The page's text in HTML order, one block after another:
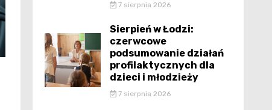
7 sierpnia 2026
Sierpień w Łodzi:
czerwcowe
podsumowanie działań
profilaktycznych dla
dzieci i młodzieży
7 sierpnia 2026